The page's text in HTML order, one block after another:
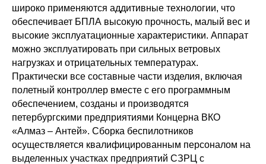
широко применяются аддитивные технологии, что
обеспечивает БПЛА высокую прочность, малый вес и
высокие эксплуатационные характеристики. Аппарат
можно эксплуатировать при сильных ветровых
нагрузках и отрицательных температурах.
Практически все составные части изделия, включая
полетный контроллер вместе с его программным
обеспечением, созданы и производятся
петербургскими предприятиями Концерна ВКО
«Алмаз – Антей». Сборка беспилотников
осуществляется квалифицированным персоналом на
выделенных участках предприятий СЗРЦ с